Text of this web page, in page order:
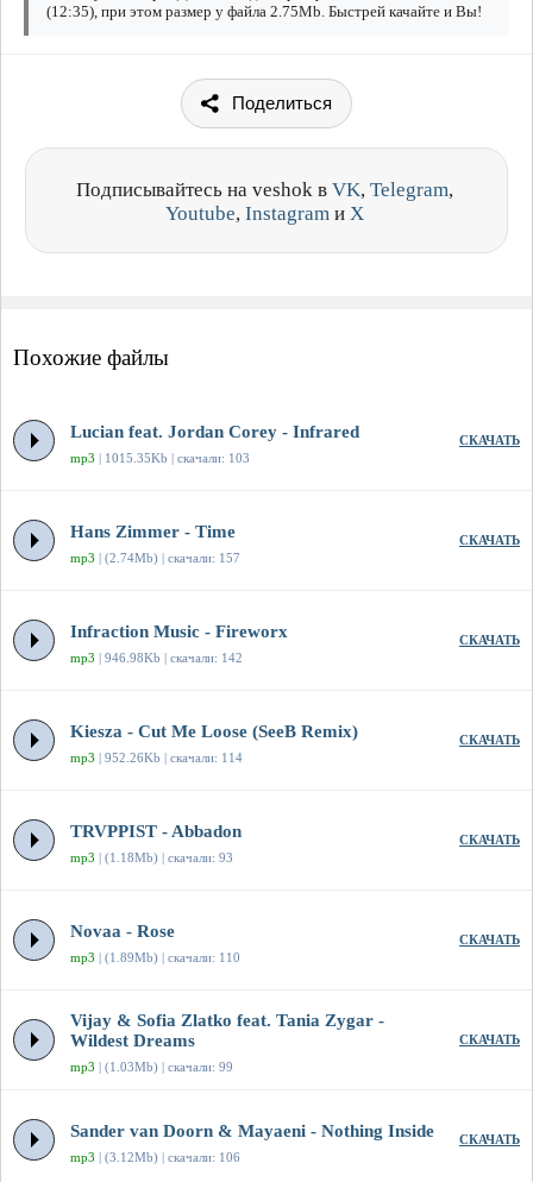
(12:35), при этом размер у файла 2.75Mb. Быстрей качайте и Вы!
Поделиться
Подписывайтесь на veshok в VK, Telegram,
Youtube, Instagram и X
Похожие файлы
Lucian feat. Jordan Corey - Infrared
mp3 | 1015.35Kb | скачали: 103
СКАЧАТЬ
Hans Zimmer - Time
mp3 | (2.74Mb) | скачали: 157
СКАЧАТЬ
Infraction Music - Fireworx
mp3 | 946.98Kb | скачали: 142
СКАЧАТЬ
Kiesza - Cut Me Loose (SeeB Remix)
mp3 | 952.26Kb | скачали: 114
СКАЧАТЬ
TRVPPIST - Abbadon
mp3 | (1.18Mb) | скачали: 93
СКАЧАТЬ
Novaa - Rose
mp3 | (1.89Mb) | скачали: 110
СКАЧАТЬ
Vijay & Sofia Zlatko feat. Tania Zygar -
Wildest Dreams
mp3 | (1.03Mb) | скачали: 99
СКАЧАТЬ
Sander van Doorn & Mayaeni - Nothing Inside
mp3 | (3.12Mb) | скачали: 106
СКАЧАТЬ